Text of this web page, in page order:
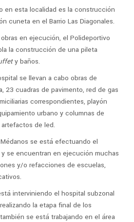
en esta localidad es la construcción
cuneta en el Barrio Las Diagonales.
en ejecución, el Polideportivo
la construcción de una pileta
y baños.
se llevan a cabo obras de
23 cuadras de pavimento, red de gas
correspondientes, playón
urbano y columnas de
de led.
se está efectuando el
se encuentran en ejecución muchas
y/o refacciones de escuelas,
interviniendo el hospital subzonal
la etapa final de los
se está trabajando en el área